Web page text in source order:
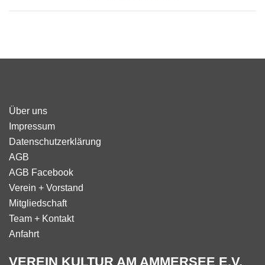
Über uns
Impressum
Datenschutzerklärung
AGB
AGB Facebook
Verein + Vorstand
Mitgliedschaft
Team + Kontakt
Anfahrt
VEREIN KULTUR AM AMMERSEE E.V.